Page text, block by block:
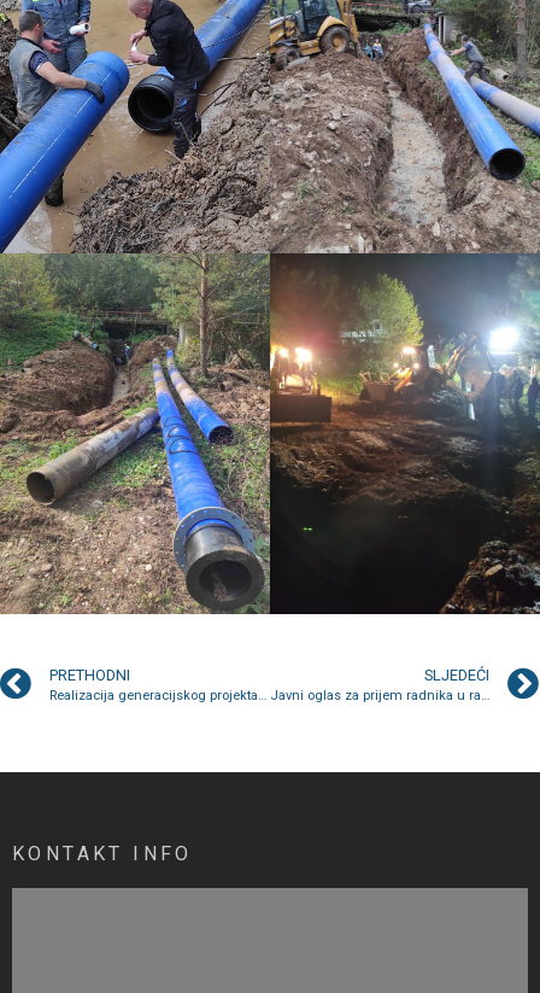
PRETHODNI
Realizacija generacijskog projekta na lokalitetu Bukovica počinje danas
SLJEDEĆI
Javni oglas za prijem radnika u radni odnos na neodređeno radno vrijeme uz uslov probnog rada
KONTAKT INFO